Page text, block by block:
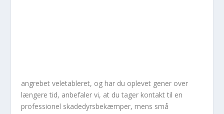
angrebet veletableret, og har du oplevet gener over
længere tid, anbefaler vi, at du tager kontakt til en
professionel skadedyrsbekæmper, mens små